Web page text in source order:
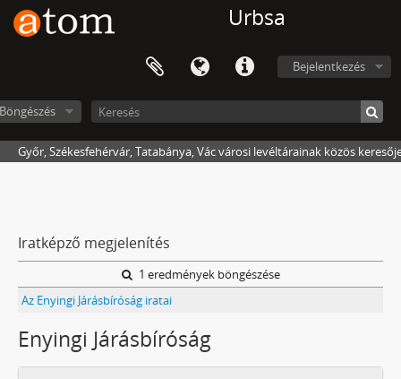
Urbsa
Bejelentkezés
Győr, Székesfehérvár, Tatabánya, Vác városi levéltárainak közös
Iratképző megjelenítés
1 eredmények böngészése
Az Enyingi Járásbíróság iratai
Enyingi Járásbíróság